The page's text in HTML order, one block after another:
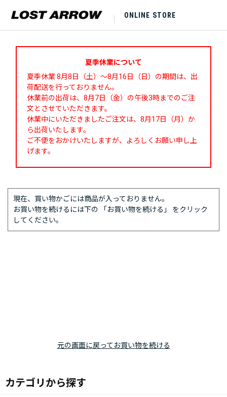
ONLINE STORE
夏季休業について
夏季休業 8月8日（土）～8月16日（日）の期間は、出
荷配送を行っておりません。
休業前の出荷は、8月7日（金）の午後3時までのご注
文とさせていただきます。
休業中にいただきましたご注文は、8月17日（月）か
ら出荷いたします。
ご不便をおかけいたしますが、よろしくお願い申し上
げます。
現在、買い物かごには商品が入っておりません。
お買い物を続けるには下の 「お買い物を続ける」 をクリック
してください。
元の画面に戻ってお買い物を続ける
カテゴリから探す